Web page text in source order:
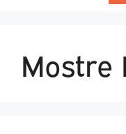
Mostre